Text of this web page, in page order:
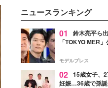
性を秘めた
Capturing
プチャリン
技術を、
ニュースランキング
01
鈴木亮平ら
「TOKYO MER
最大の敬意とエー
モデルプレス
02 15歳女子、
妊娠…36歳で孫誕